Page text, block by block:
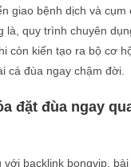
giao bệnh dịch và cụm
là, quy trình chuyên
còn kiến tạo ra bộ cơ
cá đùa ngay chậm đời.
đặt đùa ngay
với backlink bongvip,